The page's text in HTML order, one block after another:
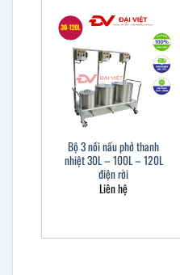
Bộ 3 nồi nấu phở thanh
nhiệt 30L – 100L – 120L
điện rời
Liên hệ